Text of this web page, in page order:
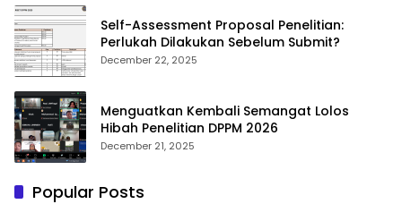
Self-Assessment Proposal Penelitian:
Perlukah Dilakukan Sebelum Submit?
December 22, 2025
Menguatkan Kembali Semangat Lolos
Hibah Penelitian DPPM 2026
December 21, 2025
Popular Posts